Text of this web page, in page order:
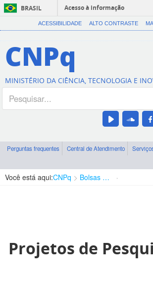
BRASIL
Acesso à informação
ACESSIBILIDADE ALTO CONTRASTE
CNPq
MINISTÉRIO DA CIÊNCIA, TECNOLOGIA E
Perguntas frequentes Central de Atendimento
Você está aqui:CNPq Bolsas e Auxílios Vigentes
Projetos de